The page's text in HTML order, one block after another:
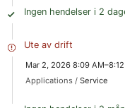
Ingen hendelser i 2
Ute av drift
Mar 2, 2026 8:09
Applications / Service